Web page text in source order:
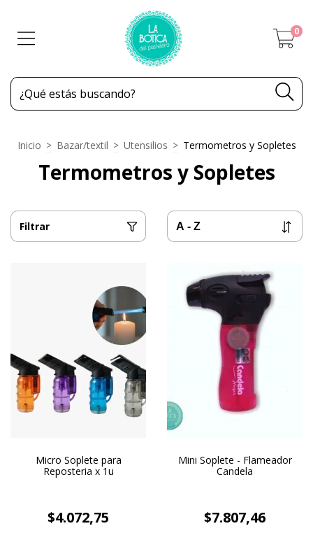
0
Inicio > Bazar/textil > Utensilios > Termometros y Sopletes
Termometros y Sopletes
Filtrar
Micro Soplete para
Reposteria x 1u
$4.072,75
Mini Soplete - Flameador
Candela
$7.807,46